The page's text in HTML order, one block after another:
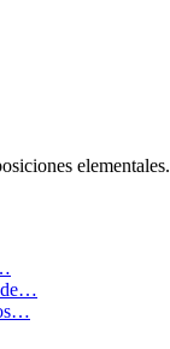
elementales.
de…